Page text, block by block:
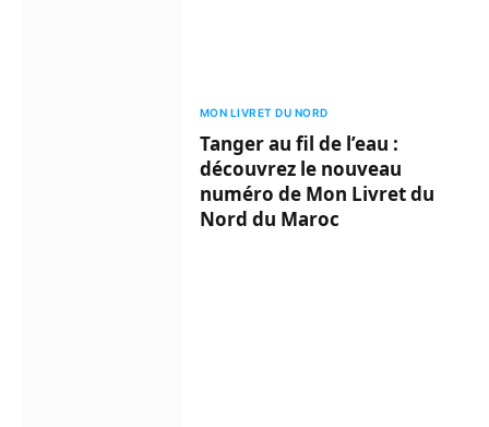
MON LIVRET DU NORD
Tanger au fil de l’eau :
découvrez le nouveau
numéro de Mon Livret du
Nord du Maroc